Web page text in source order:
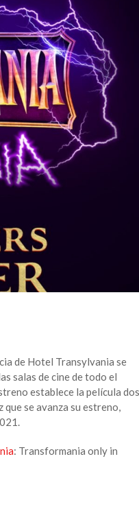
de Hotel Transylvania se
salas de cine de todo el
establece la película dos
que se avanza su estreno,
: Transformania only in